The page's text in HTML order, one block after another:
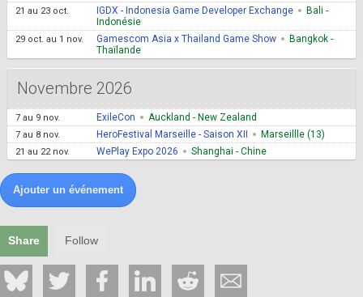
21 au 23 oct. IGDX - Indonesia Game Developer Exchange
Bali -
Indonésie
29 oct. au 1 nov. Gamescom Asia x Thailand Game Show
Bangkok -
Thaïlande
Novembre 2026
7au 9 nov. ExileCon Auckland - New Zealand
7au 8 nov. HeroFestival Marseille - Saison XII Marseillle (13)
21 au 22 nov. WePlay Expo 2026 Shanghai - Chine
Ajouter un événement
Share Follow